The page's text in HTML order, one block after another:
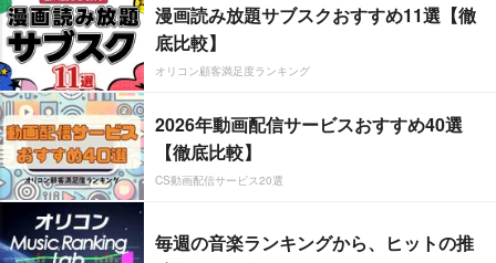
漫画読み放題サブスクおすすめ11選【徹
底比較】
オリコン顧客満足度ランキング
2026年動画配信サービスおすすめ40選
【徹底比較】
CS動画配信サービス20選
毎週の音楽ランキングから、ヒットの推